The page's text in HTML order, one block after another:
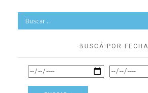
BUSCÁ POR FECHA